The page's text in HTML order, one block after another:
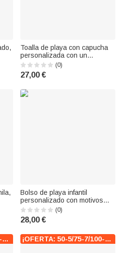
a
Toalla de playa con capucha
personalizada con un
simpático personaje de
dibujos animados para niños
ideal para viajar como regalo
(0)
27,00 €
Bolso de playa infantil
personalizado con motivos
florales, de algodón cordón y
nombre regalo ideal para
vacaciones de verano
(0)
28,00 €
¡OFERTA: 50-5/75-7/100-10! ¡OFERTA: 50-5/75-7/100-10!